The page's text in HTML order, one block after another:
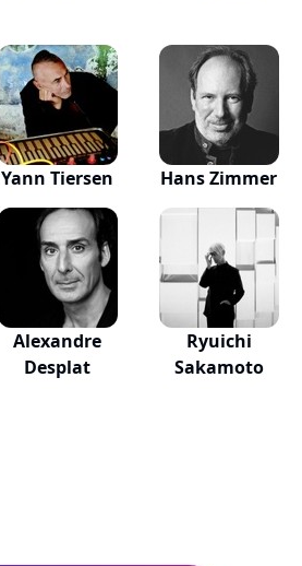
Yann Tiersen Hans Zimmer
Alexandre
Desplat
Ryuichi
Sakamoto